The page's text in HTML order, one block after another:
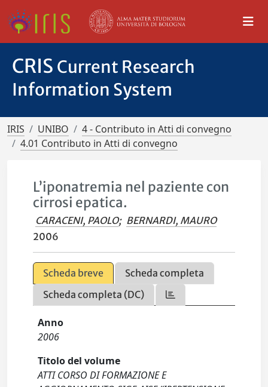
CRIS Current Research
Information System
IRIS UNIBO
4 - Contributo in Atti di convegno
4.01 Contributo in Atti di convegno
L’iponatremia nel paziente con
cirrosi epatica.
CARACENI, PAOLO; BERNARDI, MAURO
2006
Scheda breve
Scheda completa
Scheda completa (DC)
Anno
2006
Titolo del volume
ATTI CORSO DI FORMAZIONE E